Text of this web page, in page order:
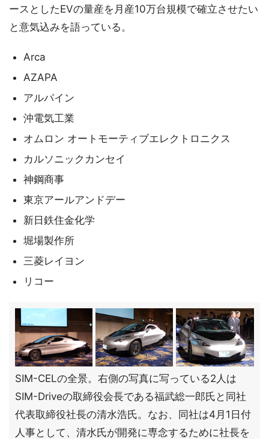
ースとしたEVの量産を月産10万台規模で確立させたい
と意気込みを語っている。
Arca
AZAPA
アルパイン
沖電気工業
オムロン オートモーティブエレクトロニクス
カルソニックカンセイ
神鋼商事
東京アールアンドデー
新日鉄住金化学
堀場製作所
三菱レイヨン
リコー
SIM-CELの全景。右側の写真に写っている2人は
SIM-Driveの取締役会長である福武総一郎氏と同社
代表取締役社長の清水浩氏。なお、同社は4月1日付
人事として、清水氏が開発に専念するために社長を